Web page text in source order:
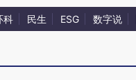
科 民生 ESG 数字说